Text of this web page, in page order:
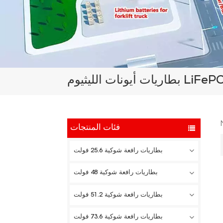
فئات المنتجات
بطاريات رافعة شوكية 25.6 فولت
بطاريات رافعة شوكية 48 فولت
بطاريات رافعة شوكية 51.2 فولت
بطاريات رافعة شوكية 73.6 فولت